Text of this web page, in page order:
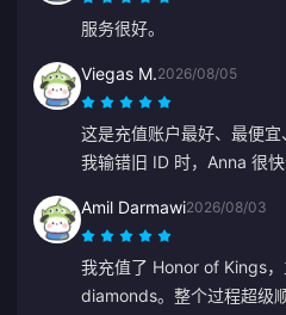
服务很好。
Viegas M.2026/08/05
这是充值账户最好、最便
我输错旧 ID 时，Anna 很
Amil Darmawi2026/08/03
我充值了 Honor of Kings
diamonds。整个过程超级